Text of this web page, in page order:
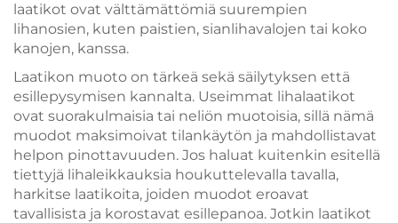
laatikot ovat välttämättömiä suurempien
lihanosien, kuten paistien, sianlihavalojen tai koko
kanojen, kanssa.
Laatikon muoto on tärkeä sekä säilytyksen että
esillepysymisen kannalta. Useimmat lihalaatikot
ovat suorakulmaisia tai neliön muotoisia, sillä nämä
muodot maksimoivat tilankäytön ja mahdollistavat
helpon pinottavuuden. Jos haluat kuitenkin esitellä
tiettyjä lihaleikkauksia houkuttelevalla tavalla,
harkitse laatikoita, joiden muodot eroavat
tavallisista ja korostavat esillepanoa. Jotkin laatikot